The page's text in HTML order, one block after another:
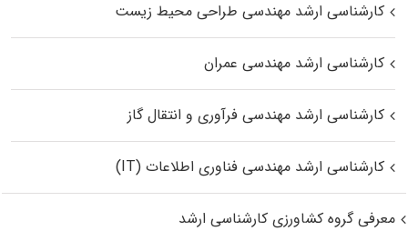
کارشناسی ارشد مهندسی طراحی محیط زیست
کارشناسی ارشد مهندسی عمران
کارشناسی ارشد مهندسی فرآوری و انتقال گاز
کارشناسی ارشد مهندسی فناوری اطلاعات (IT)
معرفی گروه کشاورزی کارشناسی ارشد